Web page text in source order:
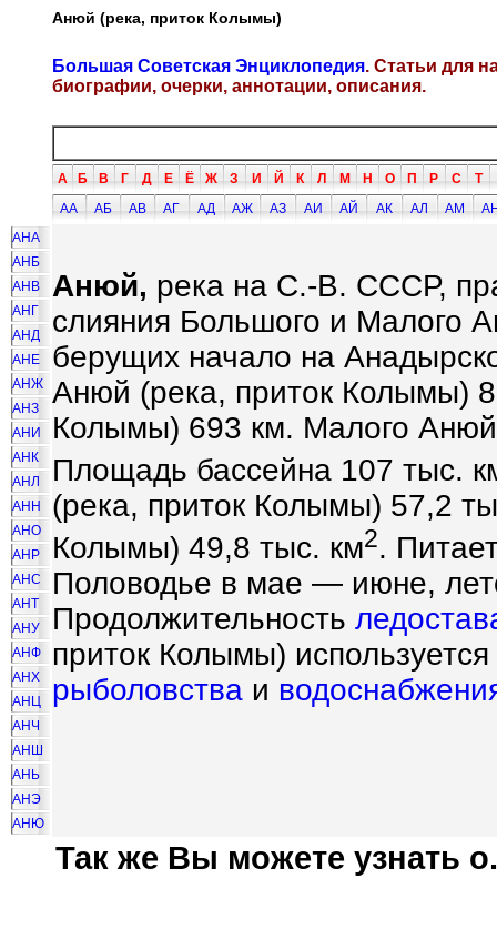
Анюй (река, приток Колымы)
Большая Советская Энциклопедия. Статьи для
биографии, очерки, аннотации, описания.
А Б В Г Д Е Ё Ж З И Й К Л М Н О П Р С Т
АА
АБ АВ АГ АД АЖ АЗ АИ АЙ АК АЛ АМ
АНА
АНБ
АНВ
АНГ
АНД
АНЕ
АНЖ
АНЗ
АНИ
АНК
АНЛ
АНН
АНО
АНР
АНС
АНТ
АНУ
АНФ
АНХ
АНЦ
АНЧ
АНШ
АНЬ
АНЭ
АНЮ
Анюй, река на С.-В. СССР,
слияния Большого и Малого
берущих начало на
Анюй (река, приток Колымы)
Колымы) 693 км. Малого
Площадь бассейна 107 тыс.
(река, приток Колымы) 57,2
Колымы) 49,8 тыс. км2.
Половодье в мае — июне,
Продолжительность
приток Колымы)
рыболовства и
Так же Вы можете узнать